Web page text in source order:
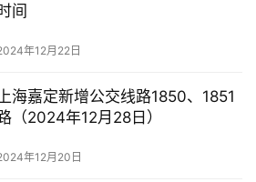
间
年12月22日
海嘉定新增公交线路1850、1851
（2024年12月28日）
年12月20日